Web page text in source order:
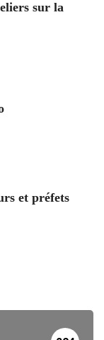
sur la
et préfets